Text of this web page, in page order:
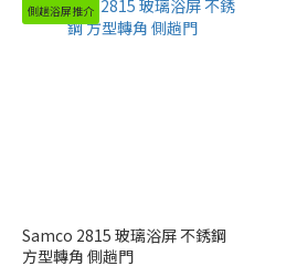
側趟浴屏推介
Samco 2815 玻璃浴屏 不銹鋼
方型轉角 側趟門